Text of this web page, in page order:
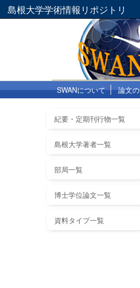
島根大学学術情報リポジトリ
SWANについて 論文
紀要・定期刊行物一覧
島根大学著者一覧
部局一覧
博士学位論文一覧
資料タイプ一覧